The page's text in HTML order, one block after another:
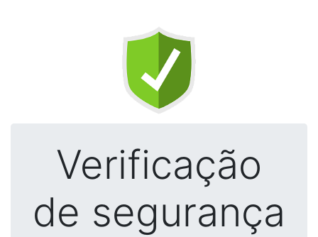
Verificação
de segurança